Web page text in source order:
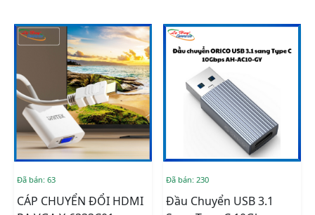
Đã bán: 63
CÁP CHUYỂN ĐỔI HDMI
Đã bán: 230
Đầu Chuyển USB 3.1